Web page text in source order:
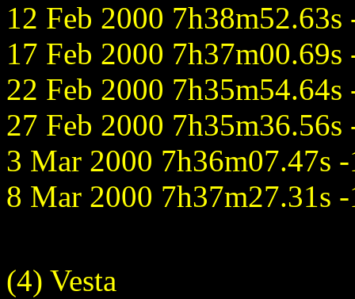
12 Feb 2000 7h38m52.63s
17 Feb 2000 7h37m00.69s
22 Feb 2000 7h35m54.64s
27 Feb 2000 7h35m36.56s
3 Mar 2000 7h36m07.47s -
8 Mar 2000 7h37m27.31s -
(4) Vesta